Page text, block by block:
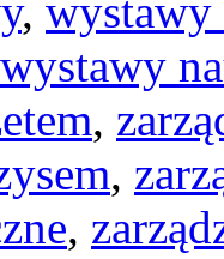
,
wystawy
,
,
,